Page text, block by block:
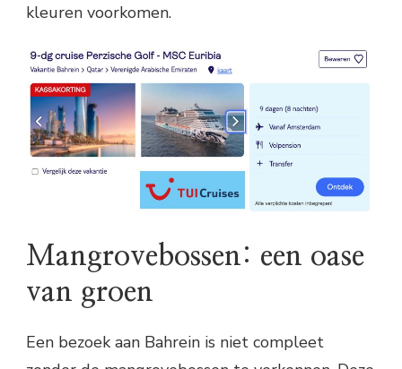
kleuren voorkomen.
Mangrovebossen: een oase
van groen
Een bezoek aan Bahrein is niet compleet